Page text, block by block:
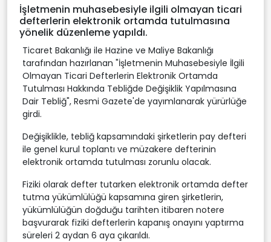
İşletmenin muhasebesiyle ilgili olmayan ticari
defterlerin elektronik ortamda tutulmasına
yönelik düzenleme yapıldı.
Ticaret Bakanlığı ile Hazine ve Maliye Bakanlığı
tarafından hazırlanan "İşletmenin Muhasebesiyle İlgili
Olmayan Ticari Defterlerin Elektronik Ortamda
Tutulması Hakkında Tebliğde Değişiklik Yapılmasına
Dair Tebliğ", Resmi Gazete'de yayımlanarak yürürlüğe
girdi.
Değişiklikle, tebliğ kapsamındaki şirketlerin pay defteri
ile genel kurul toplantı ve müzakere defterinin
elektronik ortamda tutulması zorunlu olacak.
Fiziki olarak defter tutarken elektronik ortamda defter
tutma yükümlülüğü kapsamına giren şirketlerin,
yükümlülüğün doğduğu tarihten itibaren notere
başvurarak fiziki defterlerin kapanış onayını yaptırma
süreleri 2 aydan 6 aya çıkarıldı.